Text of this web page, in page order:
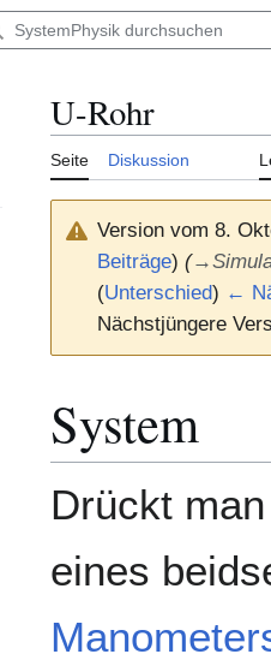
U-Rohr
Seite Diskussion
Version vom 8.
Beiträge) (→
(Unterschied) ←
Nächstjüngere
System
Drückt
eines